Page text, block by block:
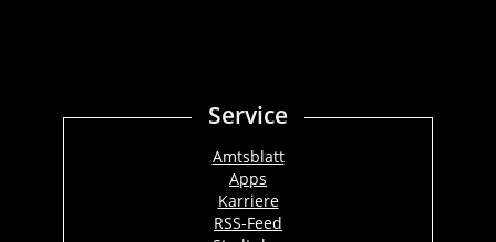
Service
Amtsblatt
Apps
Karriere
RSS-Feed